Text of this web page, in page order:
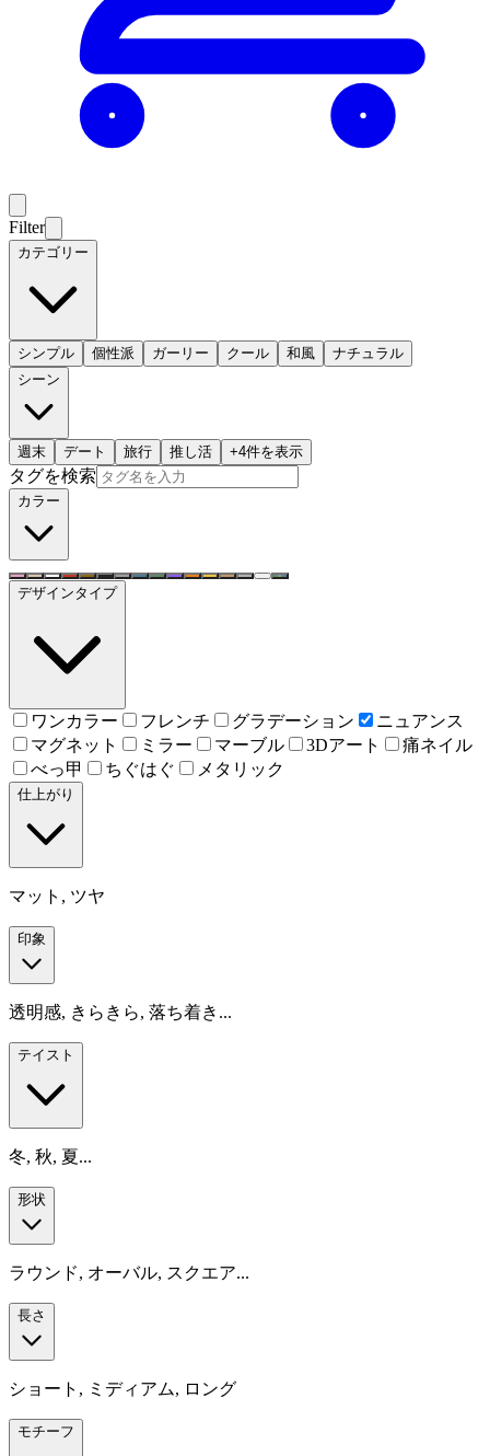
Filter
カテゴリー
シンプル 個性派 ガーリー クール 和風
ナチュラル
シーン
週末 デート 旅行 推し活 +4件を表示
タグを検索
カラー
デザインタイプ
ワンカラー フレンチ グラデーション
ニュアンス
マグネット
ミラー マーブル 3Dアート
痛ネイル
べっ甲
ちぐはぐ メタリック
仕上がり
マット, ツヤ
印象
透明感, きらきら, 落ち着き...
テイスト
冬, 秋, 夏...
形状
ラウンド, オーバル, スクエア...
長さ
ショート, ミディアム, ロング
モチーフ